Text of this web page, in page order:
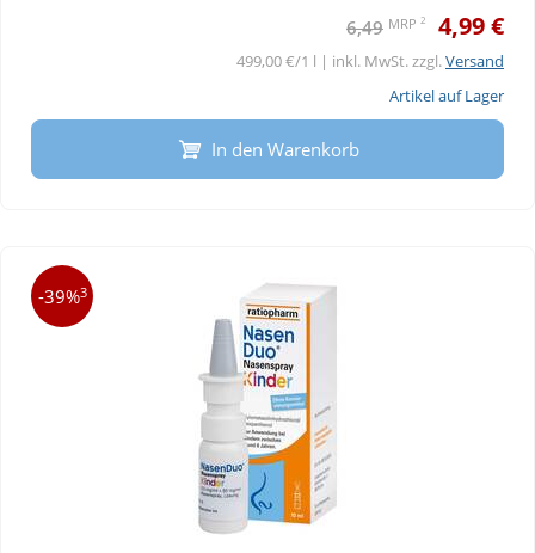
6,49 MRP 2 4,99 €
499,00 €/1 l | inkl. MwSt. zzgl.Versand
Artikel auf Lager
In den Warenkorb
-39%3